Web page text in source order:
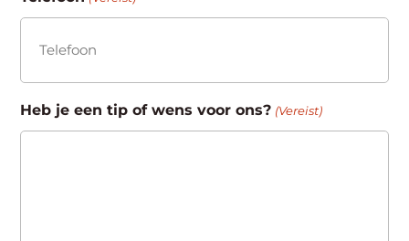
Heb je een tip of wens voor ons? (Vereist)